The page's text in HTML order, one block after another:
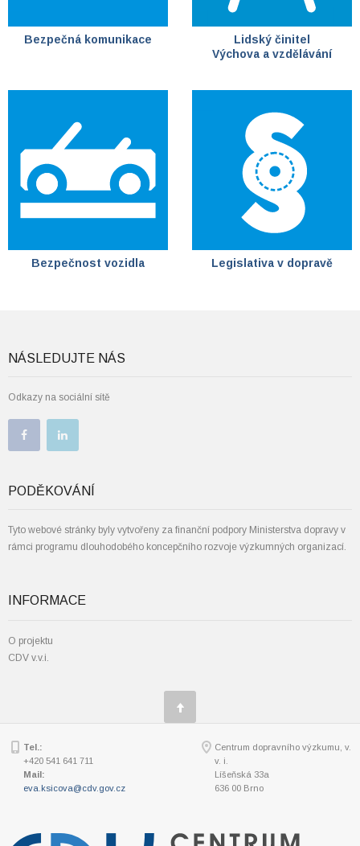
Bezpečná komunikace
Lidský činitel
Výchova a vzdělávání
Bezpečnost vozidla Legislativa v dopravě
NÁSLEDUJTE NÁS
Odkazy na sociální sítě
PODĚKOVÁNÍ
Tyto webové stránky byly vytvořeny za finanční podpory Ministerstva dopravy v
rámci programu dlouhodobého koncepčního rozvoje výzkumných organizací.
INFORMACE
O projektu
CDV v.v.i.
Tel.:
+420 541 641 711
Mail:
eva.ksicova@cdv.gov.cz
Centrum dopravního výzkumu, v.
v. i.
Líšeňská 33a
636 00 Brno